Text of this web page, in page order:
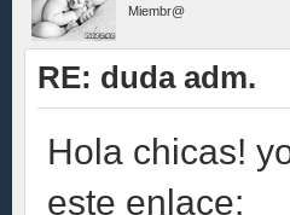
Miembr@
RE: duda adm.
Hola chicas!
este enlace: